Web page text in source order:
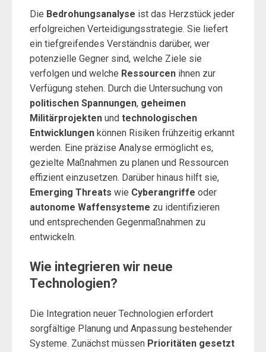
Die Bedrohungsanalyse ist das Herzstück jeder
erfolgreichen Verteidigungsstrategie. Sie liefert
ein tiefgreifendes Verständnis darüber, wer
potenzielle Gegner sind, welche Ziele sie
verfolgen und welche Ressourcen ihnen zur
Verfügung stehen. Durch die Untersuchung von
politischen Spannungen, geheimen
Militärprojekten und technologischen
Entwicklungen können Risiken frühzeitig erkannt
werden. Eine präzise Analyse ermöglicht es,
gezielte Maßnahmen zu planen und Ressourcen
effizient einzusetzen. Darüber hinaus hilft sie,
Emerging Threats wie Cyberangriffe oder
autonome Waffensysteme zu identifizieren
und entsprechenden Gegenmaßnahmen zu
entwickeln.
Wie integrieren wir neue
Technologien?
Die Integration neuer Technologien erfordert
sorgfältige Planung und Anpassung bestehender
Systeme. Zunächst müssen Prioritäten gesetzt